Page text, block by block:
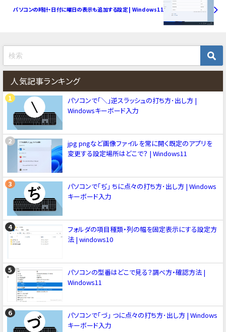
パソコンの時計・日付に曜日の表示も追加する設定 | Windows11
人気記事ランキング
パソコンで「＼」逆スラッシュの打ち方･出し方 |
Windowsキーボード入力
jpg pngなど画像ファイルを常に開く既定のアプリを
変更する設定場所はどこで？ | Windows11
パソコンで「ぢ」 ちに点々の打ち方･出し方 | Windows
キーボード入力
フォルダの項目種類・列の幅を固定表示にする設定方
法 | windows10
パソコンの型番はどこで見る？調べ方・確認方法 |
Windows11
パソコンで「づ」 つに点々の打ち方･出し方 | Windows
キーボード入力